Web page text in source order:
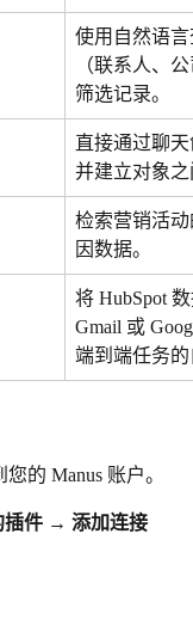
使用自然语
（联系人、
筛选记录。
直接通过聊
并建立对象
检索营销活
因数据。
将 HubSpot
Gmail 或
端到端任务
的 Manus 账户。
插件 → 添加连接